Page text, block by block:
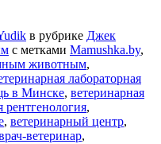
в рубрике Джек
с метками Mamushka.by,
животным,
лабораторная
в Минске, ветеринарная
рентгенология,
, ветеринарный центр,
ветеринар,